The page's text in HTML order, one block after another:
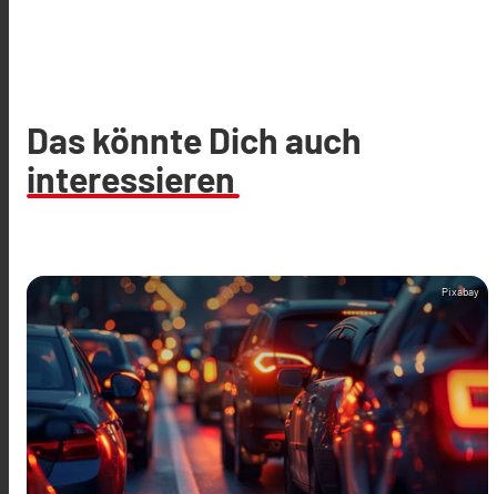
Das könnte Dich auch
interessieren
Pixabay